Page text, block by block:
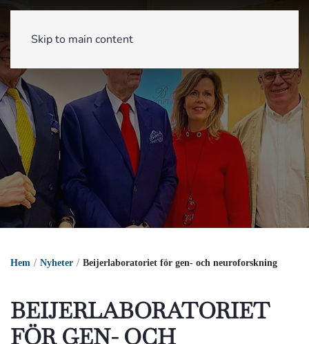
Skip to main content
Hem Nyheter Beijerlaboratoriet för gen- och neuroforskning
BEIJERLABORATORIET
FÖR GEN- OCH